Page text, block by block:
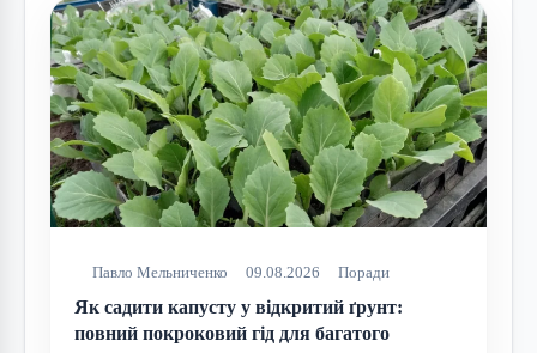
Павло Мельниченко 09.08.2026 Поради
Як садити капусту у відкритий ґрунт:
повний покроковий гід для багатого